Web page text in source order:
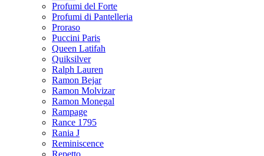
Profumi del Forte
Profumi di Pantelleria
Proraso
Puccini Paris
Queen Latifah
Quiksilver
Ralph Lauren
Ramon Bejar
Ramon Molvizar
Ramon Monegal
Rampage
Rance 1795
Rania J
Reminiscence
Repetto